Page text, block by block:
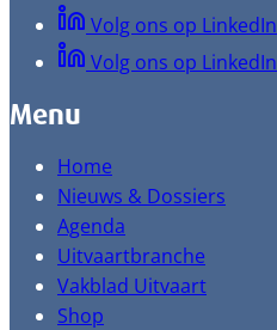
Volg ons op LinkedIn
Volg ons op LinkedIn
Menu
Home
Nieuws & Dossiers
Agenda
Uitvaartbranche
Vakblad Uitvaart
Shop